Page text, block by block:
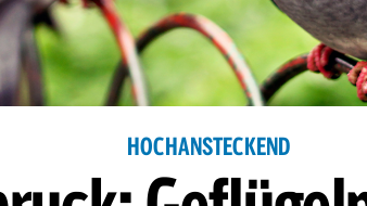
HOCHANSTECKEND